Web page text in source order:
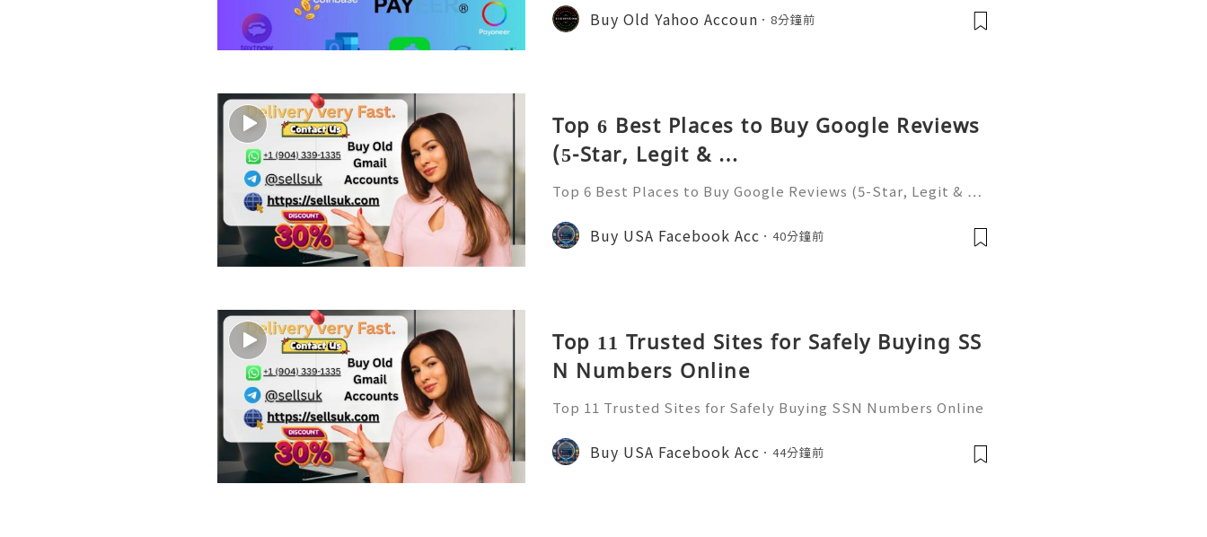
ant than ever. AcckingUSA.com Platforms like LinkedIn play
a crucial role in connecting
Buy Old Yahoo Accoun 8分鐘前
Top 6 Best Places to Buy Google Reviews
(5-Star, Legit & …
Top 6 Best Places to Buy Google Reviews (5-Star, Legit & …
omy, public review systems act as critical infrastructure for
consumer decision-mak
Buy USA Facebook Acc 40分鐘前
Top 11 Trusted Sites for Safely Buying SS
N Numbers Online
Top 11 Trusted Sites for Safely Buying SSN Numbers Online
nal identification frameworks serve as the foundational infr
astructure for civic parti
Buy USA Facebook Acc 44分鐘前